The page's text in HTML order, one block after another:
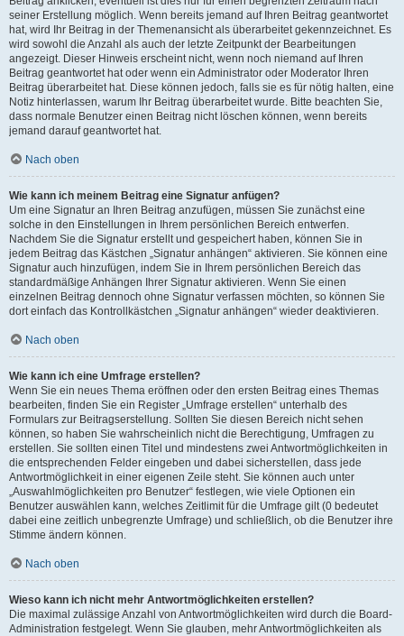
seiner Erstellung möglich. Wenn bereits jemand auf Ihren Beitrag geantwortet
hat, wird Ihr Beitrag in der Themenansicht als überarbeitet gekennzeichnet. Es
wird sowohl die Anzahl als auch der letzte Zeitpunkt der Bearbeitungen
angezeigt. Dieser Hinweis erscheint nicht, wenn noch niemand auf Ihren
Beitrag geantwortet hat oder wenn ein Administrator oder Moderator Ihren
Beitrag überarbeitet hat. Diese können jedoch, falls sie es für nötig halten, eine
Notiz hinterlassen, warum Ihr Beitrag überarbeitet wurde. Bitte beachten Sie,
dass normale Benutzer einen Beitrag nicht löschen können, wenn bereits
jemand darauf geantwortet hat.
Nach oben
Wie kann ich meinem Beitrag eine Signatur anfügen?
Um eine Signatur an Ihren Beitrag anzufügen, müssen Sie zunächst eine
solche in den Einstellungen in Ihrem persönlichen Bereich entwerfen.
Nachdem Sie die Signatur erstellt und gespeichert haben, können Sie in
jedem Beitrag das Kästchen „Signatur anhängen“ aktivieren. Sie können eine
Signatur auch hinzufügen, indem Sie in Ihrem persönlichen Bereich das
standardmäßige Anhängen Ihrer Signatur aktivieren. Wenn Sie einen
einzelnen Beitrag dennoch ohne Signatur verfassen möchten, so können Sie
dort einfach das Kontrollkästchen „Signatur anhängen“ wieder deaktivieren.
Nach oben
Wie kann ich eine Umfrage erstellen?
Wenn Sie ein neues Thema eröffnen oder den ersten Beitrag eines Themas
bearbeiten, finden Sie ein Register „Umfrage erstellen“ unterhalb des
Formulars zur Beitragserstellung. Sollten Sie diesen Bereich nicht sehen
können, so haben Sie wahrscheinlich nicht die Berechtigung, Umfragen zu
erstellen. Sie sollten einen Titel und mindestens zwei Antwortmöglichkeiten in
die entsprechenden Felder eingeben und dabei sicherstellen, dass jede
Antwortmöglichkeit in einer eigenen Zeile steht. Sie können auch unter
„Auswahlmöglichkeiten pro Benutzer“ festlegen, wie viele Optionen ein
Benutzer auswählen kann, welches Zeitlimit für die Umfrage gilt (0 bedeutet
dabei eine zeitlich unbegrenzte Umfrage) und schließlich, ob die Benutzer ihre
Stimme ändern können.
Nach oben
Wieso kann ich nicht mehr Antwortmöglichkeiten erstellen?
Die maximal zulässige Anzahl von Antwortmöglichkeiten wird durch die Board-
Administration festgelegt. Wenn Sie glauben, mehr Antwortmöglichkeiten als